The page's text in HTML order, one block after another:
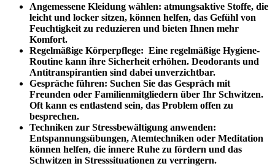
Angemessene Kleidung wählen: ⁢atmungsaktive ⁢Stoffe, die
‍leicht⁢ und locker sitzen, können helfen, das ⁢Gefühl ⁣von
Feuchtigkeit zu reduzieren und bieten Ihnen ⁣mehr‌
Komfort.
Regelmäßige Körperpflege: ⁣ Eine regelmäßige Hygiene-
Routine kann ihre Sicherheit⁤ erhöhen.‌ Deodorants und
Antitranspirantien sind dabei ‌unverzichtbar.
Gespräche ​führen: ‌Suchen Sie ‍das Gespräch mit
Freunden‌ oder ⁣Familienmitgliedern über Ihr Schwitzen.
Oft kann es entlastend sein, das Problem offen zu
besprechen.
Techniken zur Stressbewältigung anwenden:
Entspannungsübungen, Atemtechniken oder Meditation‍
können helfen, ⁣die innere Ruhe zu fördern und das
Schwitzen in Stresssituationen zu verringern.